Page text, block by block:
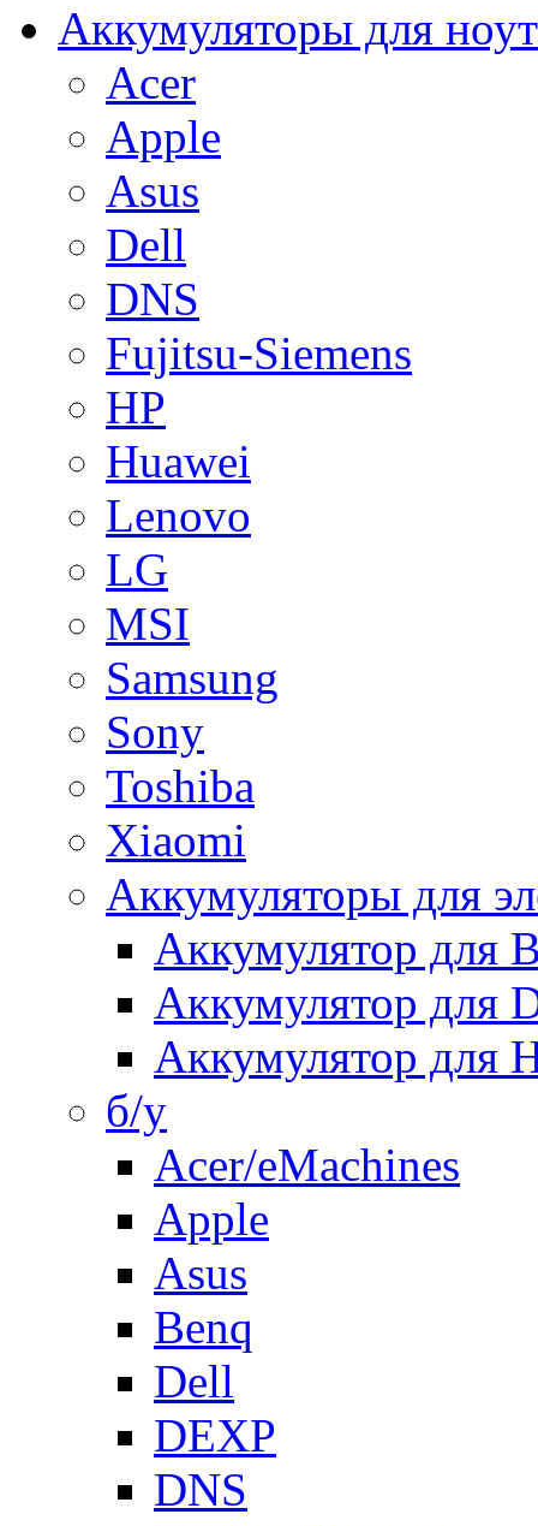
Аккумуляторы для
Acer
Apple
Asus
Dell
DNS
Fujitsu-Siemens
HP
Huawei
Lenovo
LG
MSI
Samsung
Sony
Toshiba
Xiaomi
Аккумуляторы для
Аккумулятор для
Аккумулятор для
Аккумулятор для
б/у
Acer/eMachines
Apple
Asus
Benq
Dell
DEXP
DNS